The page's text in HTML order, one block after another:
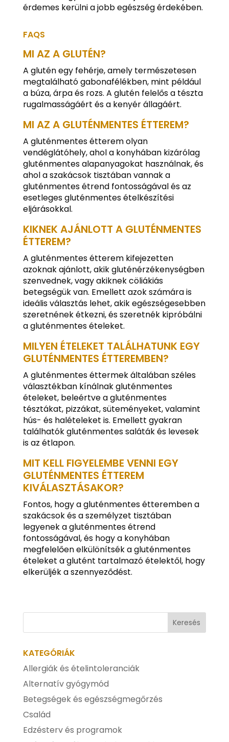
érdemes kerülni a jobb egészség érdekében.
FAQS
MI AZ A GLUTÉN?
A glutén egy fehérje, amely természetesen
megtalálható gabonafélékben, mint például
a búza, árpa és rozs. A glutén felelős a tészta
rugalmasságáért és a kenyér állagáért.
MI AZ A GLUTÉNMENTES ÉTTEREM?
A gluténmentes étterem olyan
vendéglátóhely, ahol a konyhában kizárólag
gluténmentes alapanyagokat használnak, és
ahol a szakácsok tisztában vannak a
gluténmentes étrend fontosságával és az
esetleges gluténmentes ételkészítési
eljárásokkal.
KIKNEK AJÁNLOTT A GLUTÉNMENTES
ÉTTEREM?
A gluténmentes étterem kifejezetten
azoknak ajánlott, akik gluténérzékenységben
szenvednek, vagy akiknek cöliákiás
betegségük van. Emellett azok számára is
ideális választás lehet, akik egészségesebben
szeretnének étkezni, és szeretnék kipróbálni
a gluténmentes ételeket.
MILYEN ÉTELEKET TALÁLHATUNK EGY
GLUTÉNMENTES ÉTTEREMBEN?
A gluténmentes éttermek általában széles
választékban kínálnak gluténmentes
ételeket, beleértve a gluténmentes
tésztákat, pizzákat, süteményeket, valamint
hús- és halételeket is. Emellett gyakran
találhatók gluténmentes saláták és levesek
is az étlapon.
MIT KELL FIGYELEMBE VENNI EGY
GLUTÉNMENTES ÉTTEREM
KIVÁLASZTÁSAKOR?
Fontos, hogy a gluténmentes étteremben a
szakácsok és a személyzet tisztában
legyenek a gluténmentes étrend
fontosságával, és hogy a konyhában
megfelelően elkülönítsék a gluténmentes
ételeket a glutént tartalmazó ételektől, hogy
elkerüljék a szennyeződést.
KATEGÓRIÁK
Allergiák és ételintoleranciák
Alternatív gyógymód
Betegségek és egészségmegőrzés
Család
Edzésterv és programok